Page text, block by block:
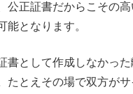
公正証書だからこその
能となります。
書として作成しなかっ
たとえその場で双方がサ